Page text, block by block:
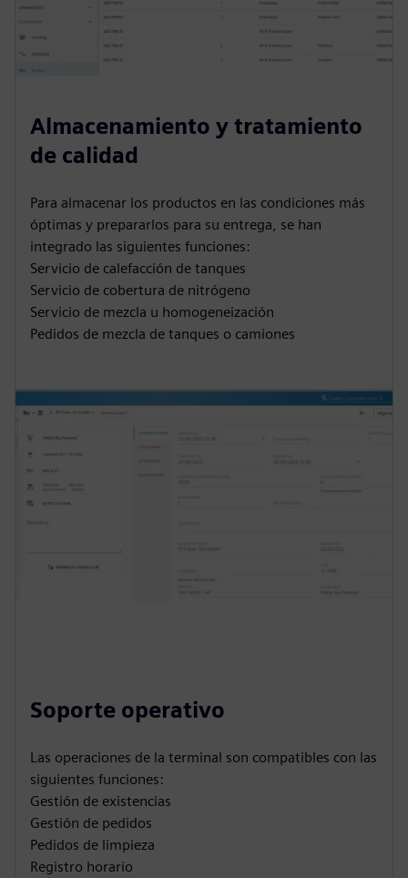
Almacenamiento y tratamiento
de calidad
Para almacenar los productos en las condiciones más
óptimas y prepararlos para su entrega, se han
integrado las siguientes funciones:
Servicio de calefacción de tanques
Servicio de cobertura de nitrógeno
Servicio de mezcla u homogeneización
Pedidos de mezcla de tanques o camiones
Soporte operativo
Las operaciones de la terminal son compatibles con las
siguientes funciones:
Gestión de existencias
Gestión de pedidos
Pedidos de limpieza
Registro horario